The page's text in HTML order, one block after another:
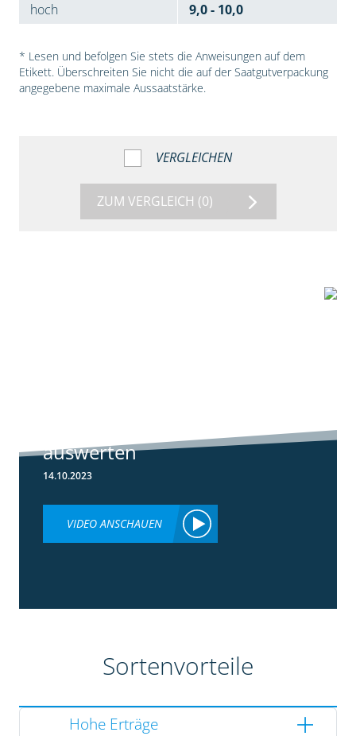
hoch
9,0 - 10,0
* Lesen und befolgen Sie stets die Anweisungen auf dem
Etikett. Überschreiten Sie nicht die auf der Saatgutverpackung
angegebene maximale Aussaatstärke.
VERGLEICHEN
ZUM VERGLEICH (0)
auswerten
14.10.2023
VIDEO ANSCHAUEN
Sortenvorteile
Hohe Erträge